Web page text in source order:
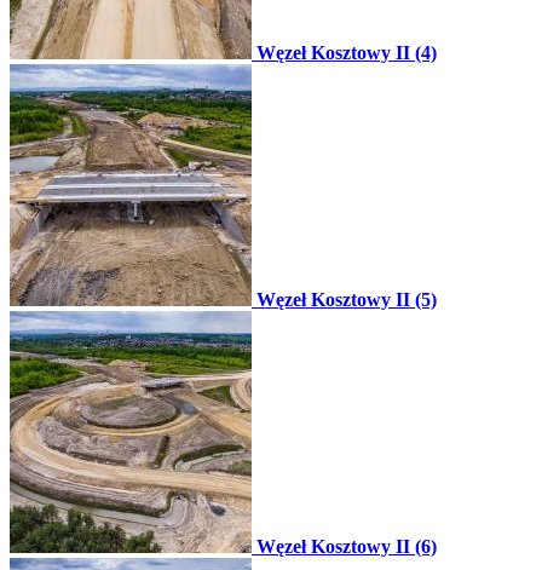
Węzeł Kosztowy II (4)
Węzeł Kosztowy II (5)
Węzeł Kosztowy II (6)